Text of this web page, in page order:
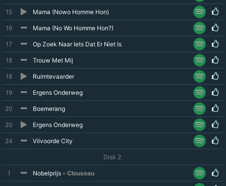
15 Mama (Nowo Homme Hon)
16 Mama (No Wo Homme Hon?)
17 Op Zoek Naar Iets Dat Er Niet Is
18 Trouw Met Mij
18 Ruimtevaarder
19 Ergens Onderweg
20 Boemerang
20 Ergens Onderweg
24 Vilvoorde City
Disk 2
1 Nobelprijs - Clouseau